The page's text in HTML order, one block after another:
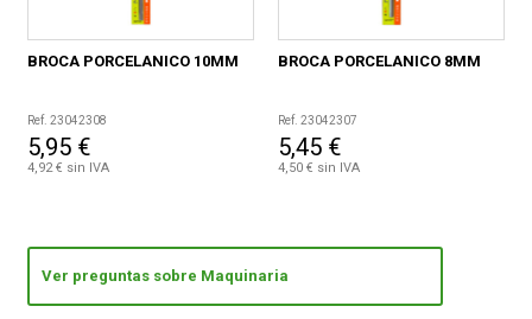
BROCA PORCELANICO 10MM
Ref. 23042308
5,95 €
4,92 € sin IVA
BROCA PORCELANICO 8MM
Ref. 23042307
5,45 €
4,50 € sin IVA
Ver preguntas sobre Maquinaria